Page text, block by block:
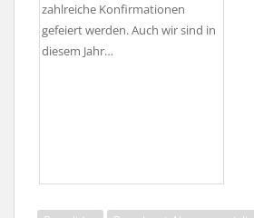
zahlreiche Konfirmationen
gefeiert werden. Auch wir sind in
diesem Jahr…